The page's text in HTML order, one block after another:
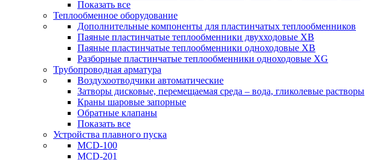
Показать все
Теплообменное оборудование
Дополнительные компоненты для пластинчатых теплообменников
Паяные пластинчатые теплообменники двухходовые XB
Паяные пластинчатые теплообменники одноходовые ХВ
Разборные пластинчатые теплообменники одноходовые ХG
Трубопроводная арматура
Воздухоотводчики автоматические
Затворы дисковые, перемещаемая среда – вода, гликолевые растворы
Краны шаровые запорные
Обратные клапаны
Показать все
Устройства плавного пуска
MCD-100
MCD-201